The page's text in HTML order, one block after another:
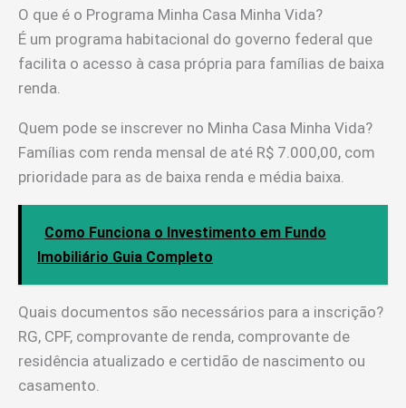
O que é o Programa Minha Casa Minha Vida?
É um programa habitacional do governo federal que
facilita o acesso à casa própria para famílias de baixa
renda.
Quem pode se inscrever no Minha Casa Minha Vida?
Famílias com renda mensal de até R$ 7.000,00, com
prioridade para as de baixa renda e média baixa.
Como Funciona o Investimento em Fundo
Imobiliário Guia Completo
Quais documentos são necessários para a inscrição?
RG, CPF, comprovante de renda, comprovante de
residência atualizado e certidão de nascimento ou
casamento.